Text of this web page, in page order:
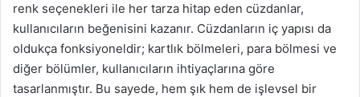
renk seçenekleri ile her tarza hitap eden cüzdanlar,
kullanıcıların beğenisini kazanır. Cüzdanların iç yapısı da
oldukça fonksiyoneldir; kartlık bölmeleri, para bölmesi ve
diğer bölümler, kullanıcıların ihtiyaçlarına göre
tasarlanmıştır. Bu sayede, hem şık hem de işlevsel bir